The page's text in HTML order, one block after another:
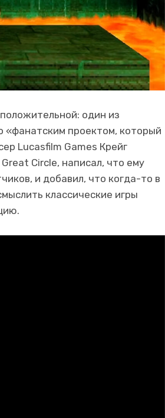
один из
«фанатским проектом, который
Lucasfilm Games Крейг
Circle, написал, что ему
и добавил, что когда-то в
классические игры